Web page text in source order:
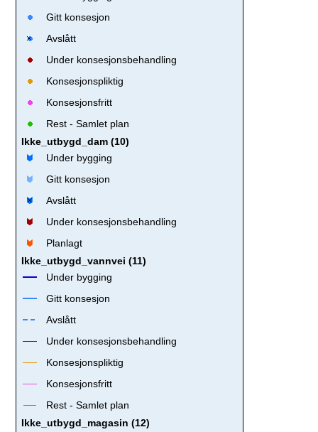
Gitt konsesjon
Avslått
Under konsesjonsbehandling
Konsesjonspliktig
Konsesjonsfritt
Rest - Samlet plan
Ikke_utbygd_dam (10)
Under bygging
Gitt konsesjon
Avslått
Under konsesjonsbehandling
Planlagt
Ikke_utbygd_vannvei (11)
Under bygging
Gitt konsesjon
Avslått
Under konsesjonsbehandling
Konsesjonspliktig
Konsesjonsfritt
Rest - Samlet plan
Ikke_utbygd_magasin (12)